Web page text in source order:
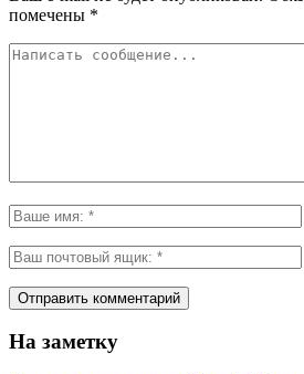
помечены *
На заметку